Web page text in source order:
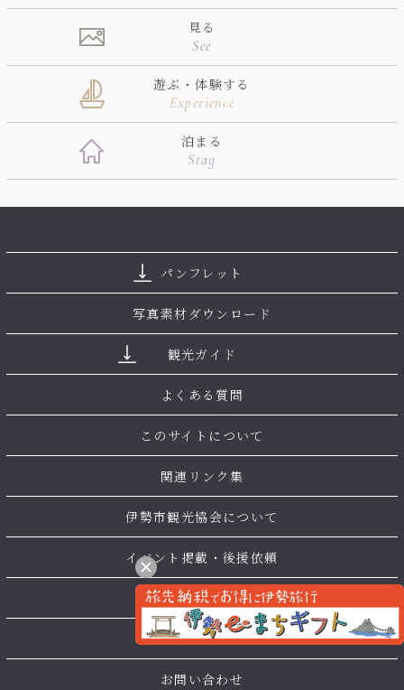
見る
See
遊ぶ・体験する
Experience
泊まる
Stay
パンフレット
写真素材ダウンロード
観光ガイド
よくある質問
このサイトについて
関連リンク集
伊勢市観光協会について
イベント掲載・後援依頼
会員一覧
サイトマップ
お問い合わせ